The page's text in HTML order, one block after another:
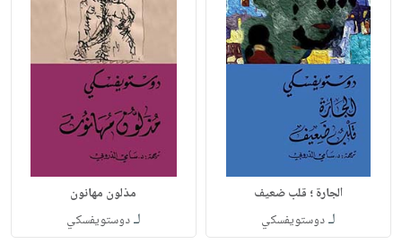
الجارة ؛ قلب ضعيف
لـدوستويفسكي
مذلون مهانون
لـدوستويفسكي